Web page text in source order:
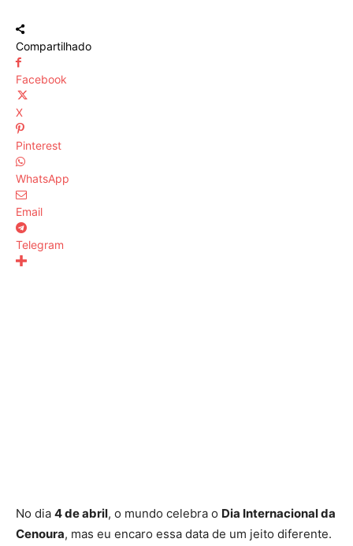
Compartilhado
Facebook
X
Pinterest
WhatsApp
Email
Telegram
No dia 4 de abril, o mundo celebra o Dia Internacional da
Cenoura, mas eu encaro essa data de um jeito diferente.